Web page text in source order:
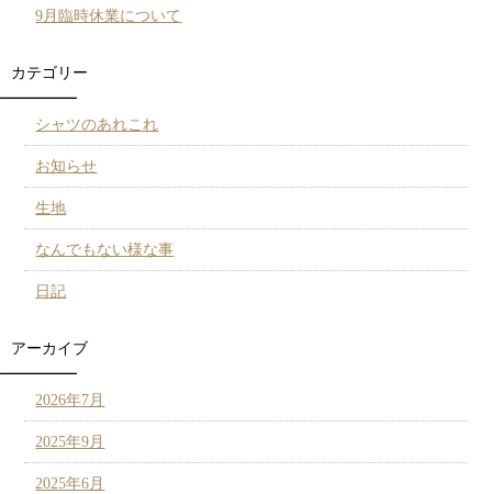
9月臨時休業について
カテゴリー
シャツのあれこれ
お知らせ
生地
なんでもない様な事
日記
アーカイブ
2026年7月
2025年9月
2025年6月